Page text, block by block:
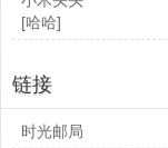
[哈哈]
链接
时光邮局